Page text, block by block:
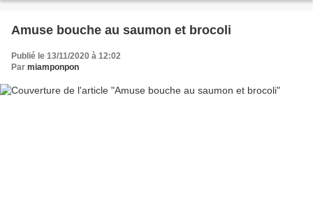
Amuse bouche au saumon et brocoli
Publié le 13/11/2020 à 12:02
Par miamponpon